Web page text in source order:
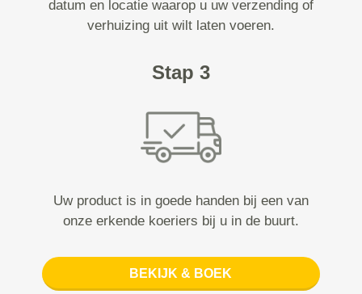
datum en locatie waarop u uw verzending of
verhuizing uit wilt laten voeren.
Stap 3
Uw product is in goede handen bij een van
onze erkende koeriers bij u in de buurt.
BEKIJK & BOEK